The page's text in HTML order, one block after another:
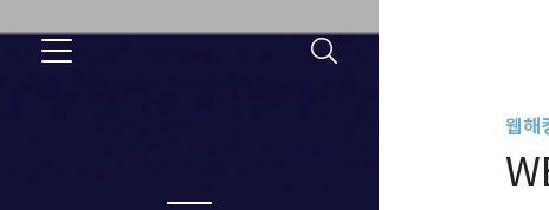
웹해